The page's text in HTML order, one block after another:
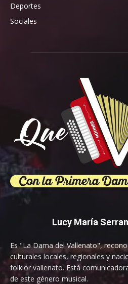
Deportes
Sociales
Lucy María
Es "La Dama del Vallenato",
culturales locales, regionales y
folklor vallenato. Está
de este género musical.